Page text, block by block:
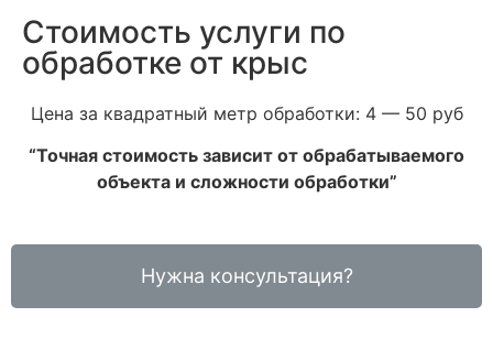
Стоимость услуги по
обработке от крыс
Цена за квадратный метр обработки: 4 — 50 руб
“Точная стоимость зависит от обрабатываемого
объекта и сложности обработки”
Нужна консультация?